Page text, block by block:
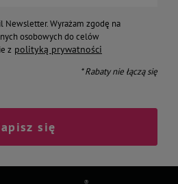
Newsletter. Wyrażam zgodę na
osobowych do celów
z polityką prywatności
* Rabaty nie łączą się
się